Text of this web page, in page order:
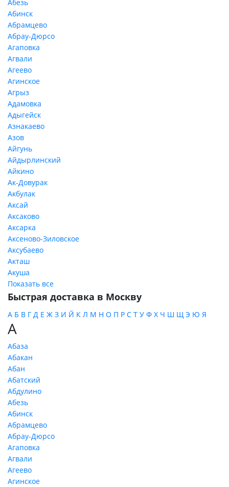
Абезь
Абинск
Абрамцево
Абрау-Дюрсо
Агаповка
Агвали
Агеево
Агинское
Агрыз
Адамовка
Адыгейск
Азнакаево
Азов
Айгунь
Айдырлинский
Айкино
Ак-Довурак
Акбулак
Аксай
Аксаково
Аксарка
Аксеново-Зиловское
Аксубаево
Акташ
Акуша
Показать все
Быстрая доставка в Москву
А Б В Г Д Е Ж З И Й К Л М Н О П Р С Т У Ф Х Ч Ш Щ Э Ю Я
А
Абаза
Абакан
Абан
Абатский
Абдулино
Абезь
Абинск
Абрамцево
Абрау-Дюрсо
Агаповка
Агвали
Агеево
Агинское